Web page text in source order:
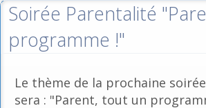
Soirée Parentalité
programme !"
Le thème de la prochaine
sera : "Parent, tout un